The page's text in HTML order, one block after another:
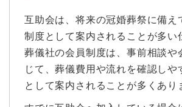
互助会は、将来の冠婚葬祭に備え
制度として案内されることが多い
葬儀社の会員制度は、事前相談や
じて、葬儀費用や流れを確認しや
として案内されることが多くあり